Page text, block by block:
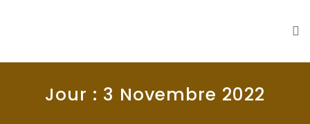
Jour : 3 Novembre 2022